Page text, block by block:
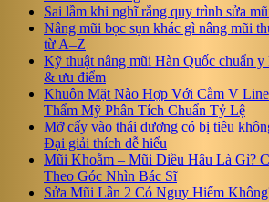
Sai lầm khi nghĩ rằng quy trình sửa
Nâng mũi bọc sụn khác gì nâng mũi
từ A–Z
Kỹ thuật nâng mũi Hàn Quốc chuẩn
& ưu điểm
Khuôn Mặt Nào Hợp Với Cằm V
Thẩm Mỹ Phân Tích Chuẩn Tỷ Lệ
Mỡ cấy vào thái dương có bị tiêu
Đại giải thích dễ hiểu
Mũi Khoằm – Mũi Diều Hâu Là Gì?
Theo Góc Nhìn Bác Sĩ
Sửa Mũi Lần 2 Có Nguy Hiểm